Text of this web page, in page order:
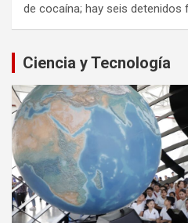
de cocaína; hay seis detenidos
Ciencia y Tecnología